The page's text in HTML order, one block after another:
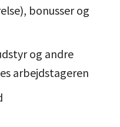
bonusser og
og andre
arbejdstageren